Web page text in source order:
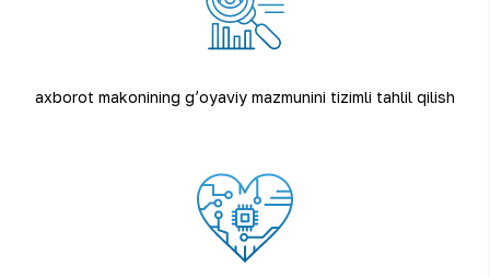
axborot makonining gʼoyaviy mazmunini tizimli tahlil qilish